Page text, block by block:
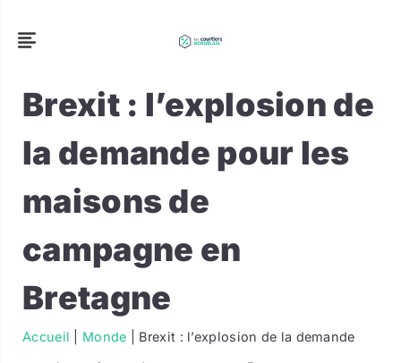
Brexit : l’explosion de
la demande pour les
maisons de
campagne en
Bretagne
Accueil Monde
Brexit : l’explosion de la demande